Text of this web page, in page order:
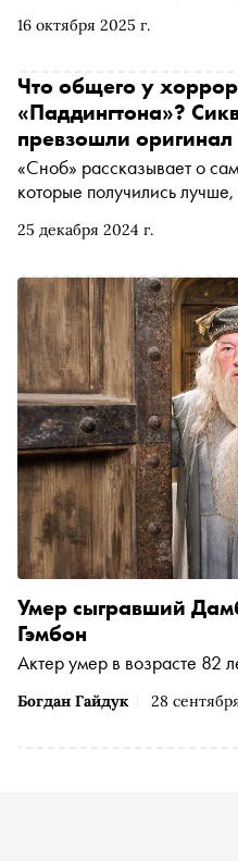
16 октября 2025 г.
25 декабря 2024 г.
Что общего у
«Паддингтона»?
превзошли оригинал
«Сноб» рассказывает о
которые получились
Богдан Гайдук 28
Умер сыгравший
Гэмбон
Актер умер в возрасте 82